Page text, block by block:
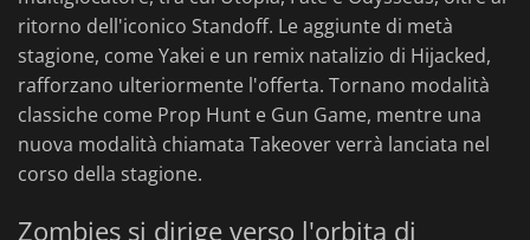
ritorno dell'iconico Standoff. Le aggiunte di metà
stagione, come Yakei e un remix natalizio di Hijacked,
rafforzano ulteriormente l'offerta. Tornano modalità
classiche come Prop Hunt e Gun Game, mentre una
nuova modalità chiamata Takeover verrà lanciata nel
corso della stagione.
Zombies si dirige verso l'orbita di